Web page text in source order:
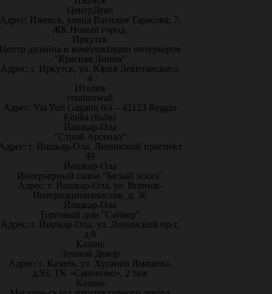
ЦентрДеко
Ижевск, улица Василия Тарасова, 7,
ЖК Новый город.
Иркутск
дизайна и комплектации интерьеров
"Красная Линия"
Адрес: г. Иркутск, ул. Юрия Левитанского,
4
Италия
creativewall
Адрес: Via Yuri Gagarin 6/a – 42123 Reggio
Emilia (Italia)
Йошкар-Ола
"Строй Арсенал"
г. Йошкар-Ола, Ленинский проспект
49
Йошкар-Ола
Интерьерный салон "Белый эскиз"
Адрес: г. Йошкар-Ола, ул. Воинов-
Интернационалистов, д. 36
Йошкар-Ола
Торговый дом "Сайвер"
Адрес: г. Йошкар-Ола, ул. Ленинский пр-т,
д.8
Казань
Лепной Декор
Адрес: г. Казань, ул. Хусаина Ямашева,
д.93, ТК «Савиново», 2 таж
Казань